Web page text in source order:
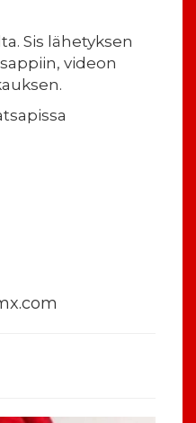
Sis lähetyksen
videon